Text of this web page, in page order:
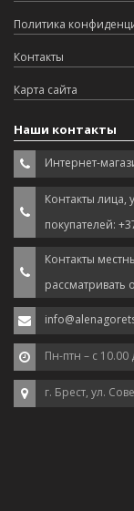
Политика
Контакты
Карта сайта
Наши контакты
Интернет-
Контакты
покупателей:
Контакты
рассматривать
Пн-птн – с 10.00
г. Брест, ул.